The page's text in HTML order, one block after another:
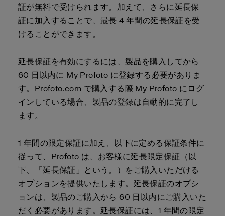
証が無料で受けられます。加えて、さらに延長保
証に加入することで、最長 4 年間の延長保証を受
けることができます。
延長保証を有効にするには、製品を購入してから
60 日以内に My Profoto に登録する必要がありま
す。Profoto.com で購入する際 My Profoto にログ
インしている場合、製品の登録は自動的に完了し
ます。
1 年間の限定保証に加え、以下に定める保証条件に
従って、Profoto は、お客様に延長限定保証（以
下、「延長保証」という。）をご購入いただける
オプションを提供いたします。延長保証のオプシ
ョンは、製品のご購入から 60 日以内にご購入いた
だく必要があります。延長保証には、1 年間の限定